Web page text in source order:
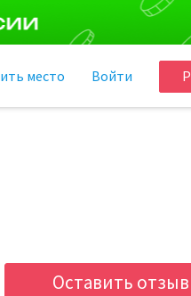
Войти
место
Оставить отзыв